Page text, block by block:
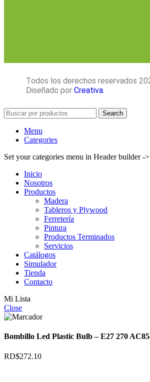
Todos los derechos reservados
Diseñado por Creativa.
Search
Menu
Categories
Set your categories menu in Header builder
Inicio
Nosotros
Productos
Madera
Tableros y Plywood
Ferretería
Pintura
Productos Terminados
Servicios
Catálogos
Simulador
Tienda
Contacto
Mi Lista
Close
Bombillo Led Plastic Bulb – E27 270
RD$272.10